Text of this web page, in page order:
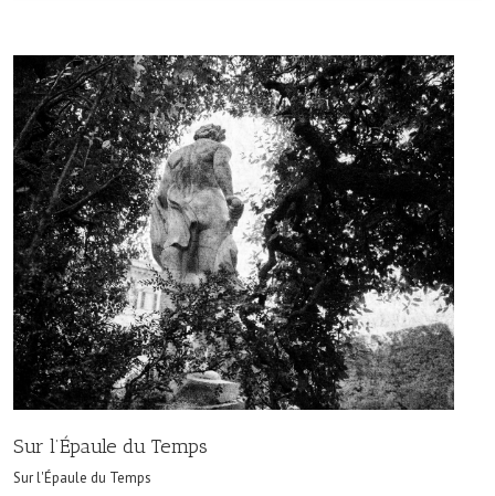
Sur l’Épaule du Temps
Sur l'Épaule du Temps